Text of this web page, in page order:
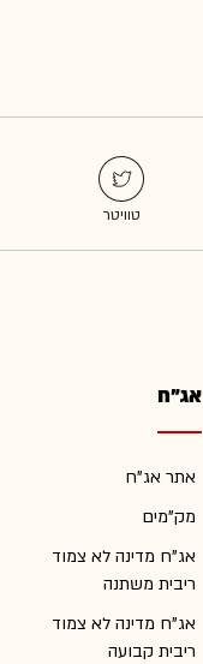
אג"ח
אתר אג"ח
מק"מים
אג"ח מדינה לא צמוד
ריבית משתנה
אג"ח מדינה לא צמוד
ריבית קבועה